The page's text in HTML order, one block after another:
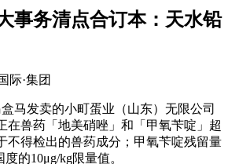
事务清点合订本：天水铅
际·集团
发卖的小町蛋业（山东）无限公司
在兽药「地美硝唑」和「甲氧苄啶」超
不得检出的兽药成分；甲氧苄啶残留量
的10μg/kg限量值。